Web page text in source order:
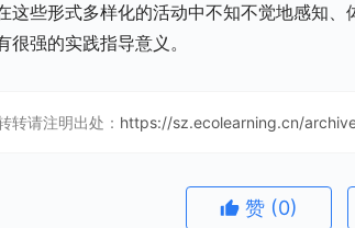
这些形式多样化的活动中不知不觉地感知
很强的实践指导意义。
转请注明出处： https://sz.ecolearning.cn/
赞 (0)